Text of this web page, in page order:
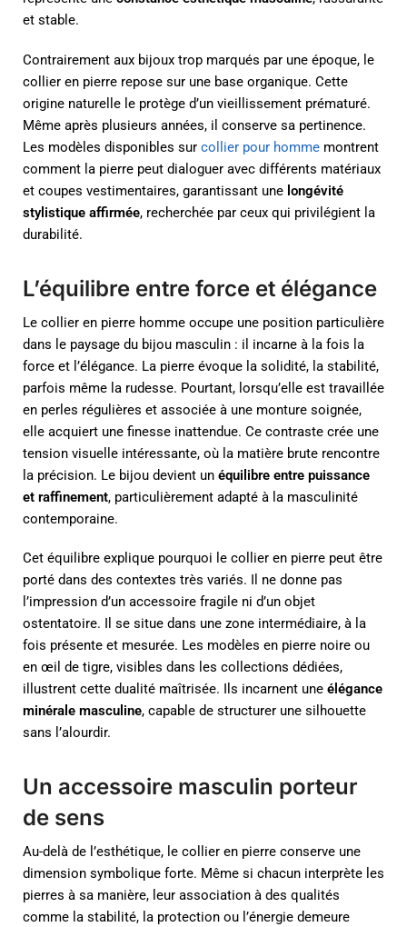
et stable.
Contrairement aux bijoux trop marqués par une époque, le
collier en pierre repose sur une base organique. Cette
origine naturelle le protège d’un vieillissement prématuré.
Même après plusieurs années, il conserve sa pertinence.
Les modèles disponibles sur collier pour homme montrent
comment la pierre peut dialoguer avec différents matériaux
et coupes vestimentaires, garantissant une longévité
stylistique affirmée, recherchée par ceux qui privilégient la
durabilité.
L’équilibre entre force et élégance
Le collier en pierre homme occupe une position particulière
dans le paysage du bijou masculin : il incarne à la fois la
force et l’élégance. La pierre évoque la solidité, la stabilité,
parfois même la rudesse. Pourtant, lorsqu’elle est travaillée
en perles régulières et associée à une monture soignée,
elle acquiert une finesse inattendue. Ce contraste crée une
tension visuelle intéressante, où la matière brute rencontre
la précision. Le bijou devient un équilibre entre puissance
et raffinement, particulièrement adapté à la masculinité
contemporaine.
Cet équilibre explique pourquoi le collier en pierre peut être
porté dans des contextes très variés. Il ne donne pas
l’impression d’un accessoire fragile ni d’un objet
ostentatoire. Il se situe dans une zone intermédiaire, à la
fois présente et mesurée. Les modèles en pierre noire ou
en œil de tigre, visibles dans les collections dédiées,
illustrent cette dualité maîtrisée. Ils incarnent une élégance
minérale masculine, capable de structurer une silhouette
sans l’alourdir.
Un accessoire masculin porteur
de sens
Au-delà de l’esthétique, le collier en pierre conserve une
dimension symbolique forte. Même si chacun interprète les
pierres à sa manière, leur association à des qualités
comme la stabilité, la protection ou l’énergie demeure